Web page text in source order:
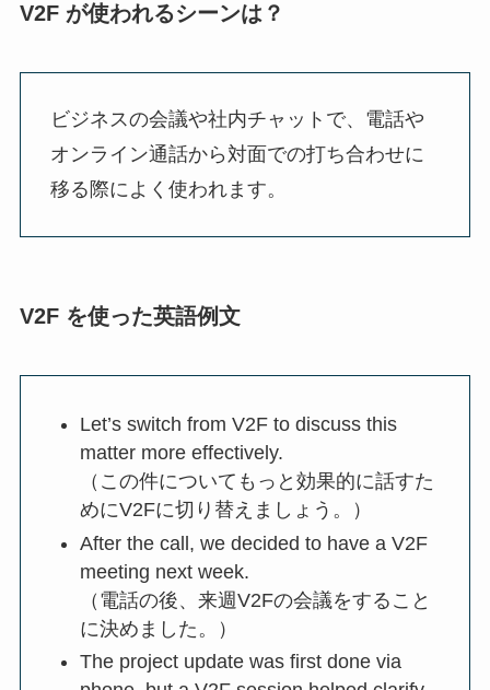
V2F が使われるシーンは？
ビジネスの会議や社内チャットで、電話や
オンライン通話から対面での打ち合わせに
移る際によく使われます。
V2F を使った英語例文
Let’s switch from V2F to discuss this
matter more effectively.
（この件についてもっと効果的に話すた
めにV2Fに切り替えましょう。）
After the call, we decided to have a V2F
meeting next week.
（電話の後、来週V2Fの会議をすること
に決めました。）
The project update was first done via